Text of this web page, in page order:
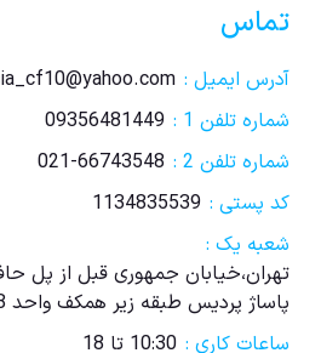
تماس
آدرس ایمیل :
شماره تلفن 1 :
09356481449
شماره تلفن 2 :
021-66743548
کد پستی : 1134835539
شعبه یک :
تهران،خیابان جمهوری قبل از پل
پاساژ پردیس طبقه زیر همکف واحد 8
ساعات کاری : 10:30 تا 18